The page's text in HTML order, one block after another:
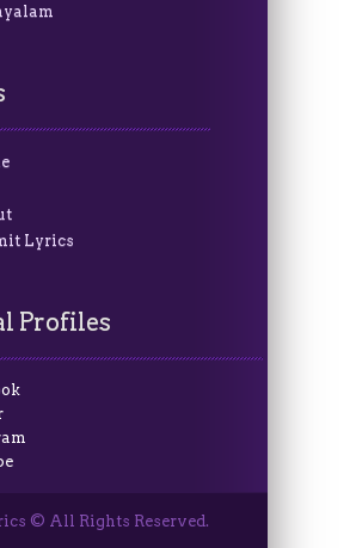
Lyrics
Profiles
© All Rights Reserved.